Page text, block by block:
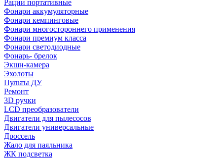
Рации портативные
Фонари аккумуляторные
Фонари кемпинговые
Фонари многостороннего применения
Фонари премиум класса
Фонари светодиодные
Фонарь- брелок
Экшн-камера
Эхолоты
Пульты ДУ
Ремонт
3D ручки
LCD преобразователи
Двигатели для пылесосов
Двигатели универсальные
Дроссель
Жало для паяльника
ЖК подсветка